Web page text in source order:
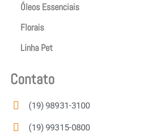
Óleos Essenciais
Florais
Linha Pet
Contato
(19) 98931-3100
(19) 99315-0800